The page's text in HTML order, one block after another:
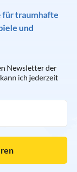
für traumhafte
und
Newsletter der
ich jederzeit